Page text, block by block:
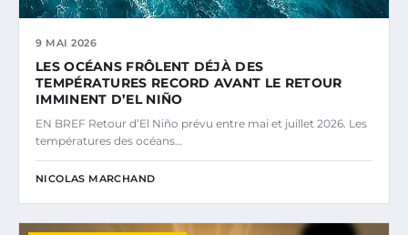
9 MAI 2026
LES OCÉANS FRÔLENT DÉJÀ DES
TEMPÉRATURES RECORD AVANT LE RETOUR
IMMINENT D’EL NIÑO
EN BREF Retour d’El Niño prévu entre mai et juillet 2026. Les
températures des océans…
NICOLAS MARCHAND